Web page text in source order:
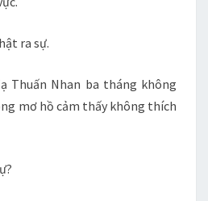
ra sự.
Thuấn Nhan ba tháng không
mơ hồ cảm thấy không thích